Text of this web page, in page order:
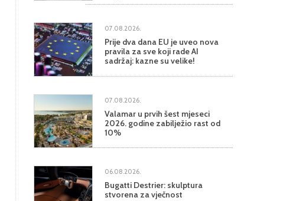
07.08.2026.
Prije dva dana EU je uveo nova
pravila za sve koji rade AI
sadržaj: kazne su velike!
07.08.2026.
Valamar u prvih šest mjeseci
2026. godine zabilježio rast od
10%
06.08.2026.
Bugatti Destrier: skulptura
stvorena za vječnost